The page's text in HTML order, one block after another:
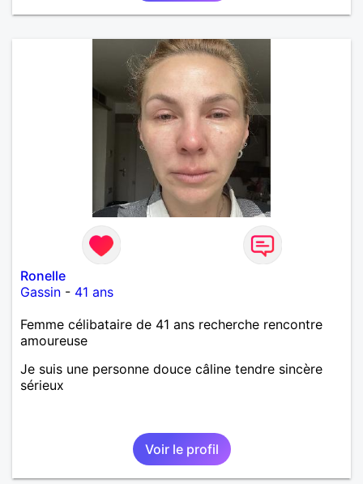
Ronelle
Gassin - 41 ans
Femme célibataire de 41 ans recherche rencontre
amoureuse
Je suis une personne douce câline tendre sincère
sérieux
Voir le profil